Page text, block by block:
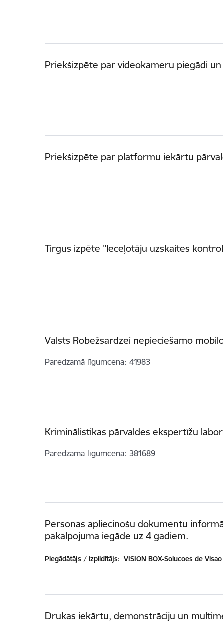
Priekšizpēte par videokameru piegādi un
Priekšizpēte par platformu iekārtu
Tirgus izpēte "Ieceļotāju uzskaites
Valsts Robežsardzei nepieciešamo
Paredzamā līgumcena 41983
Kriminālistikas pārvaldes ekspertīžu
Paredzamā līgumcena 381689
Personas apliecinošu dokumentu
pakalpojuma iegāde uz 4 gadiem.
Piegādātājs / izpildītājs: VISION BOX-Solucoes de
Drukas iekārtu, demonstrāciju un